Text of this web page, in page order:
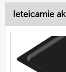
Ieteicamie